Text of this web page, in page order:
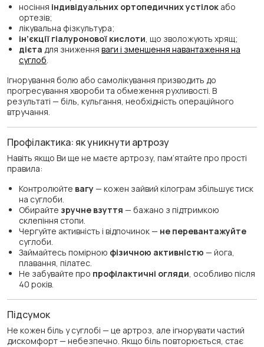
носіння індивідуальних ортопедичних устілок або
ортезів;
лікувальна фізкультура;
ін’єкції гіалуронової кислоти , що зволожують хрящ;
дієта для зниження ваги і зменшення навантаження на
суглоб
Ігнорування болю або самолікування призводить до
прогресування хвороби та обмеження рухливості. В
результаті — біль, кульгання, необхідність операційного
втручання.
Профілактика: як уникнути артрозу
Навіть якщо Ви ще не маєте артрозу, пам’ятайте про прості
правила:
Контролюйте вагу— кожен зайвий кілограм збільшує тиск
на суглоби.
Обирайте зручне взуття — бажано з підтримкою
склепіння стопи.
Чергуйте активність і відпочинок — не перевантажуйте
суглоби.
Займайтесь помірною фізичною активністю — йога,
плавання, пілатес.
Не забувайте про профілактичні огляди , особливо після
40 років.
Підсумок
Не кожен біль у суглобі — це артроз, але ігнорувати частий
дискомфорт — небезпечно. Якщо біль повторюється, стає